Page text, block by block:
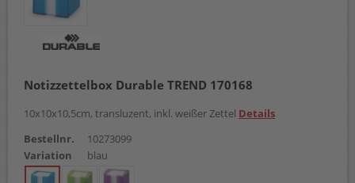
Notizzettelbox Durable TREND 170168
10x10x10,5cm, transluzent, inkl. weißer Zettel Details
Bestellnr.
10273099
Variation
blau